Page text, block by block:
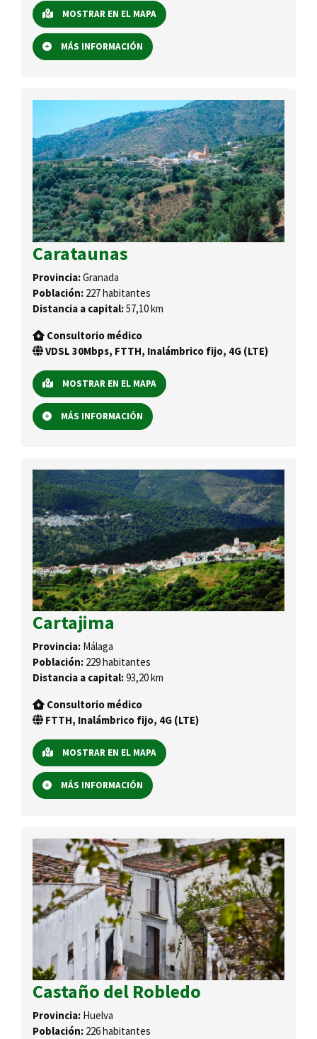
MOSTRAR EN EL MAPA
MÁS INFORMACIÓN
Carataunas
Provincia:Granada
Población: 227 habitantes
Distancia a capital:57,10 km
Consultorio médico
VDSL 30Mbps, FTTH, Inalámbrico fijo, 4G (LTE)
MOSTRAR EN EL MAPA
MÁS INFORMACIÓN
Cartajima
Provincia: Málaga
Población: 229 habitantes
Distancia a capital:93,20 km
Consultorio médico
FTTH, Inalámbrico fijo, 4G (LTE)
MOSTRAR EN EL MAPA
MÁS INFORMACIÓN
Castaño del Robledo
Provincia: Huelva
Población: 226 habitantes